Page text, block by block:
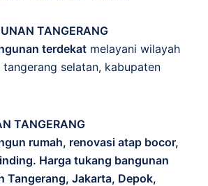
TANGERANG
terdekat melayani wilayah
selatan, kabupaten
TANGERANG
rumah, renovasi atap bocor,
Harga tukang bangunan
Tangerang, Jakarta, Depok,